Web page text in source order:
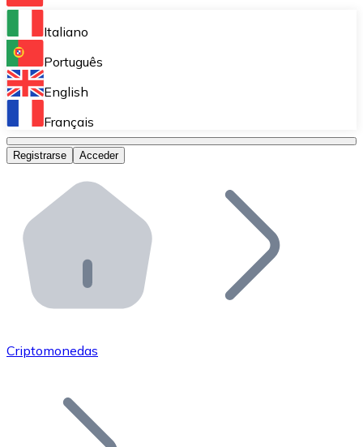
Bitnovo Ramp
Integra nuestra solución en tu plataforma.
Bitnovo Giftcards
Bitnovo OTC
Bitnovo ATM
Integra un ATM Bitnovo en tu negocio y permite que
Bitnovo API
Integra nuestra API en tu ecosistema.
Únete a nuestra red de distribuidores.
Añade tu proyecto a nuestro ecosistema.
Italiano
Português
English
Français
Registrarse Acceder
Criptomonedas